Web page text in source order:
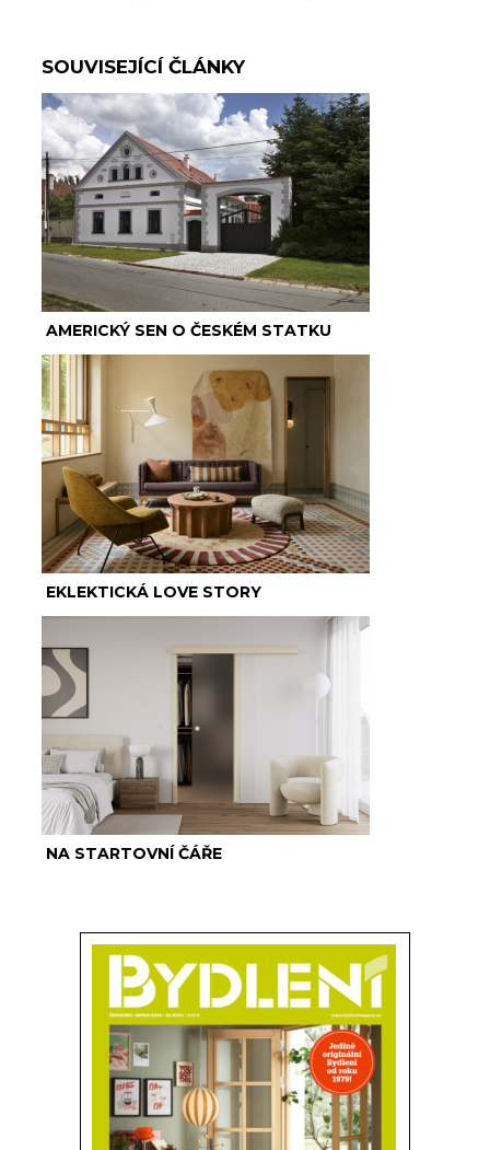
SOUVISEJÍCÍ ČLÁNKY
AMERICKÝ SEN O ČESKÉM STATKU
EKLEKTICKÁ LOVE STORY
NA STARTOVNÍ ČÁŘE